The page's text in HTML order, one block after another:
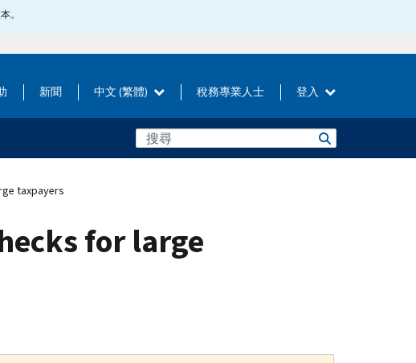
。
新聞 中文 (繁體) 稅務專業人士 登入
taxpayers
for large